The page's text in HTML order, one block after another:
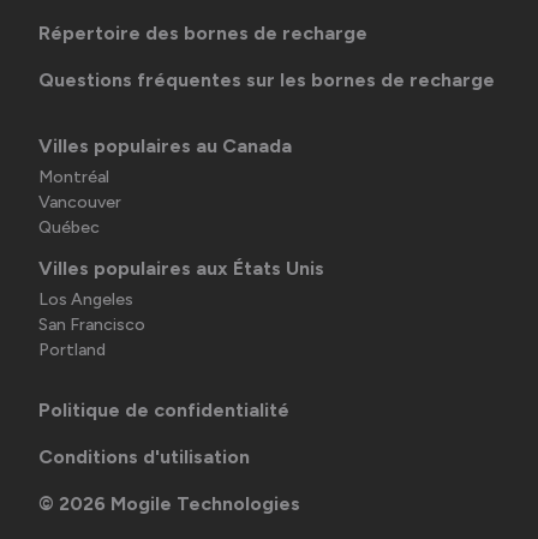
Répertoire des bornes de recharge
Questions fréquentes sur les bornes de recharge
Villes populaires au Canada
Montréal
Vancouver
Québec
Villes populaires aux États Unis
Los Angeles
San Francisco
Portland
Politique de confidentialité
Conditions d'utilisation
© 2026 Mogile Technologies